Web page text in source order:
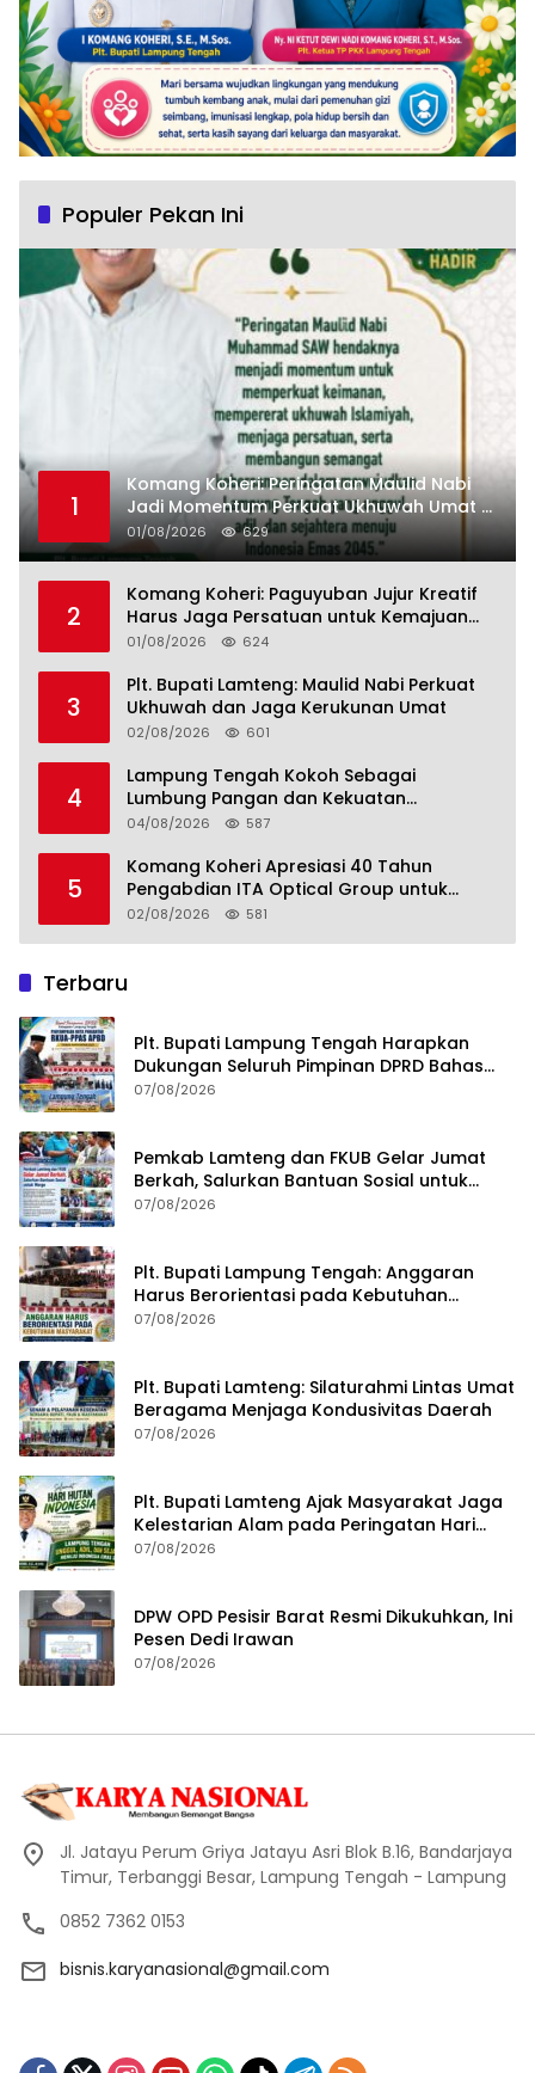
Populer Pekan Ini
1
Komang Koheri: Peringatan Maulid Nabi
Jadi Momentum Perkuat Ukhuwah Umat di
Lampung Tengah
01/08/2026 629
2
Komang Koheri: Paguyuban Jujur Kreatif
Harus Jaga Persatuan untuk Kemajuan
Lampung Tengah
01/08/2026 624
3
Plt. Bupati Lamteng: Maulid Nabi Perkuat
Ukhuwah dan Jaga Kerukunan Umat
02/08/2026 601
4
Lampung Tengah Kokoh Sebagai
Lumbung Pangan dan Kekuatan
Perkebunan Lampung, Komang Koheri:
Menuju Indonesia Emas 2045
04/08/2026 587
5
Komang Koheri Apresiasi 40 Tahun
Pengabdian ITA Optical Group untuk
Kesehatan Mata Masyarakat Lamteng
02/08/2026 581
Terbaru
Plt. Bupati Lampung Tengah Harapkan
Dukungan Seluruh Pimpinan DPRD Bahas
RKUA-PPAS APBD Tahun 2027
07/08/2026
Pemkab Lamteng dan FKUB Gelar Jumat
Berkah, Salurkan Bantuan Sosial untuk
Warga
07/08/2026
Plt. Bupati Lampung Tengah: Anggaran
Harus Berorientasi pada Kebutuhan
Masyarakat
07/08/2026
Plt. Bupati Lamteng: Silaturahmi Lintas Umat
Beragama Menjaga Kondusivitas Daerah
07/08/2026
Plt. Bupati Lamteng Ajak Masyarakat Jaga
Kelestarian Alam pada Peringatan Hari
Hutan Indonesia 2026
07/08/2026
DPW OPD Pesisir Barat Resmi Dikukuhkan, Ini
Pesen Dedi Irawan
07/08/2026
Jl. Jatayu Perum Griya Jatayu Asri Blok B.16, Bandarjaya
Timur, Terbanggi Besar, Lampung Tengah - Lampung
0852 7362 0153
bisnis.karyanasional@gmail.com